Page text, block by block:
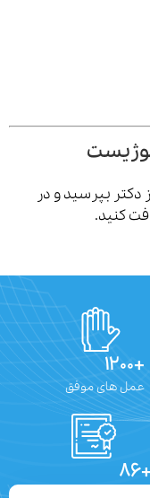
بپرسید و در
های موفق